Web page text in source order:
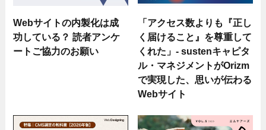
Webサイトの内製化は成
功している？ 読者アンケ
ートご協力のお願い
「アクセス数よりも『正し
く届けること』を尊重して
くれた」- sustenキャピタ
ル・マネジメントがOrizm
で実現した、思いが伝わる
Webサイト